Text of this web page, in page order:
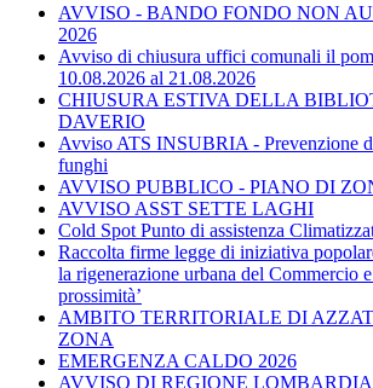
AVVISO - BANDO FONDO NON
2026
Avviso di chiusura uffici comunali il
10.08.2026 al 21.08.2026
CHIUSURA ESTIVA DELLA
DAVERIO
Avviso ATS INSUBRIA - Prevenzione
funghi
AVVISO PUBBLICO - PIANO DI
AVVISO ASST SETTE LAGHI
Cold Spot Punto di assistenza
Raccolta firme legge di iniziativa
la rigenerazione urbana del Commercio
prossimità’
AMBITO TERRITORIALE DI
ZONA
EMERGENZA CALDO 2026
AVVISO DI REGIONE